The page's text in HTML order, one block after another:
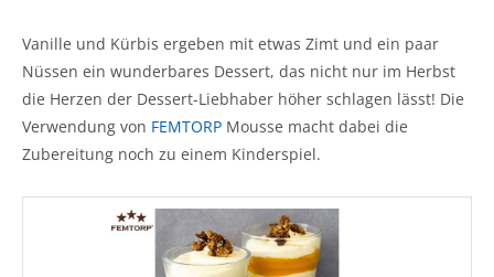
Vanille und Kürbis ergeben mit etwas Zimt und ein paar
Nüssen ein wunderbares Dessert, das nicht nur im Herbst
die Herzen der Dessert-Liebhaber höher schlagen lässt! Die
Verwendung von FEMTORP Mousse macht dabei die
Zubereitung noch zu einem Kinderspiel.